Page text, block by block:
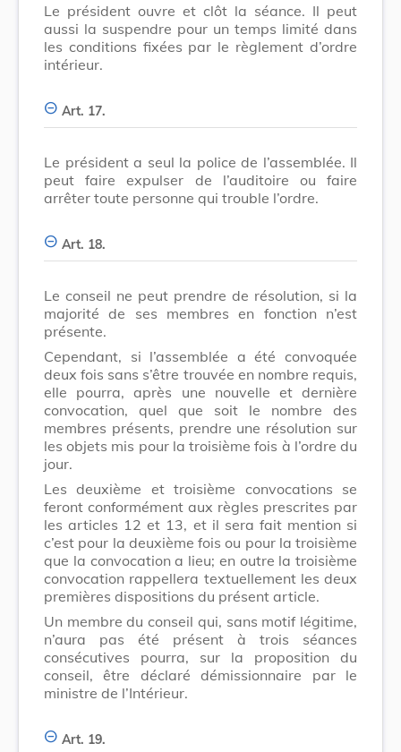
Le président ouvre et clôt la séance. Il peut
aussi la suspendre pour un temps limité dans
les conditions fixées par le règlement d’ordre
intérieur.
Art. 17.
Le président a seul la police de l’assemblée. Il
peut faire expulser de l’auditoire ou faire
arrêter toute personne qui trouble l’ordre.
Art. 18.
Le conseil ne peut prendre de résolution, si la
majorité de ses membres en fonction n’est
présente.
Cependant, si l’assemblée a été convoquée
deux fois sans s’être trouvée en nombre requis,
elle pourra, après une nouvelle et dernière
convocation, quel que soit le nombre des
membres présents, prendre une résolution sur
les objets mis pour la troisième fois à l’ordre du
jour.
Les deuxième et troisième convocations se
feront conformément aux règles prescrites par
les articles 12 et 13, et il sera fait mention si
c’est pour la deuxième fois ou pour la troisième
que la convocation a lieu; en outre la troisième
convocation rappellera textuellement les deux
premières dispositions du présent article.
Un membre du conseil qui, sans motif légitime,
n’aura pas été présent à trois séances
consécutives pourra, sur la proposition du
conseil, être déclaré démissionnaire par le
ministre de l’Intérieur.
Art. 19.